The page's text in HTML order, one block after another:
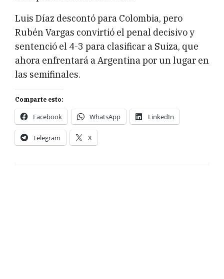
Luis Díaz descontó para Colombia, pero
Rubén Vargas convirtió el penal decisivo y
sentenció el 4-3 para clasificar a Suiza, que
ahora enfrentará a Argentina por un lugar en
las semifinales.
Comparte esto:
Facebook WhatsApp LinkedIn
Telegram X